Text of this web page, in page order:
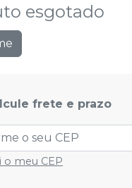
esgotado
frete e prazo
o meu CEP